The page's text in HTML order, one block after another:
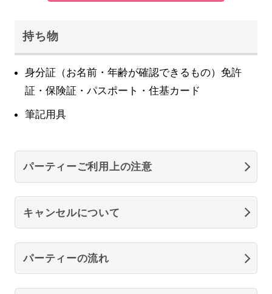
持ち物
身分証（お名前・年齢が確認できるもの）免許
証・保険証・パスポート・住基カード
筆記用具
パーティーご利用上の注意
キャンセルについて
パーティーの流れ